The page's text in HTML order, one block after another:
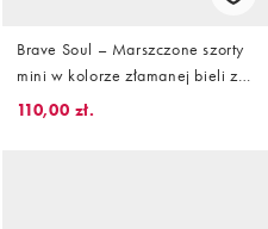
Brave Soul – Marszczone szorty
mini w kolorze złamanej bieli z
falbanką, część zestawu
110,00 zł.